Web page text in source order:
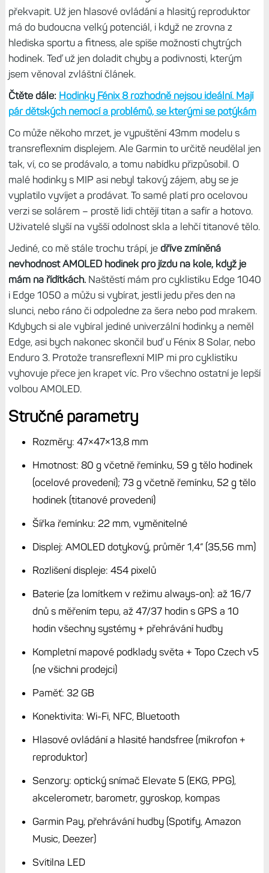
když u toho člověk nemusí mít na ruce cibule, o to lépe.
Proto jsem si oblíbil Forerunnery 965, které poslední rok
používám jako druhé hodinky vedle Fénix 7X Pro. Fénixy 8
jsou vlastně také Forerunnery, ale v luxusnějším provedení
a pár funkcemi navíc.
Skvělé hodinky, ale chce to ladit
Musím přiznat, že se mi osmičky fakt líbí. Verze 47mm s
AMOLED se dobře nosí, na ruce sedí lépe než Fénixy 7X
Pro nebo Epixy Pro 51 mm, které mají stejně velký displej.
Upravená luneta a jiný poměr těla displeje vs. velikost
displeje prostě působí velmi dobře a hodinky vypadají, jako
by byly větší– a přitom nejsou. Pokud nepotřebujete delší
výdrž, už bych do 51mm provedení nešel. Je to zbytečné.
Akorát byste měli na ruce cihličku.
Aktuálně nemají Fénixy 8 o moc více funkcí než Fénixy 7
Pro, takže důvodů pro upgrade zatím moc není.Ale za půl
roku, za rok už to může být jinak. Garmin si připravil
hardware pro budoucí funkce a možnosti. Pokud bude
životnost hodinek cirka dva roky, má dost času nás
překvapit. Už jen hlasové ovládání a hlasitý reproduktor
má do budoucna velký potenciál, i když ne zrovna z
hlediska sportu a fitness, ale spíše možností chytrých
hodinek. Teď už jen doladit chyby a podivnosti, kterým
jsem věnoval zvláštní článek.
Čtěte dále:Hodinky Fénix 8 rozhodně nejsou ideální. Mají
pár dětských nemocí a problémů, se kterými se potýkám
Co může někoho mrzet, je vypuštění 43mm modelu s
transreflexním displejem. Ale Garmin to určitě neudělal jen
tak, ví, co se prodávalo, a tomu nabídku přizpůsobil. O
malé hodinky s MIP asi nebyl takový zájem, aby se je
verzi se solárem – prostě lidi chtějí titan a safír a hotovo.
Uživatelé slyší na vyšší odolnost skla a lehčí titanové tělo.
Jediné, co mě stále trochu trápí, je
mám na řídítkách.Naštěstí mám pro cyklistiku Edge 1040
i Edge 1050 a můžu si vybírat, jestli jedu přes den na
slunci, nebo ráno či odpoledne za šera nebo pod mrakem.
Edge, asi bych nakonec skončil buď u Fénix 8 Solar, nebo
Enduro 3. Protože transreflexní MIP mi pro cyklistiku
vyhovuje přece jen krapet víc. Pro všechno ostatní je lepší
Stručné parametry
Rozměry: 47×47×13,8 mm
Hmotnost: 80 g včetně řemínku, 59 g tělo hodinek
(ocelové provedení); 73 g včetně řemínku, 52 g tělo
hodinek (titanové provedení)
Šířka řemínku: 22 mm, vyměnitelné
Displej: AMOLED dotykový, průměr 1,4“ (35,56 mm)